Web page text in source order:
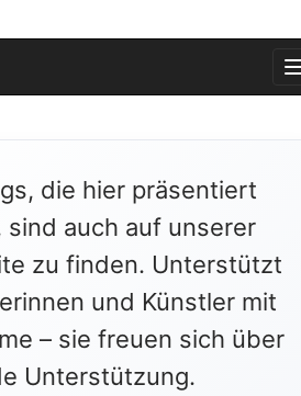
die hier präsentiert
sind auch auf unserer
zu finden. Unterstützt
und Künstler mit
– sie freuen sich über
Unterstützung.